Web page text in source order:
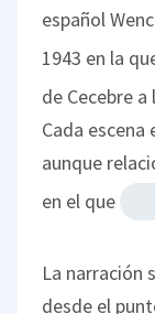
español
1943 en la
de Cecebre
Cada
aunque
en el que
La narración
desde el